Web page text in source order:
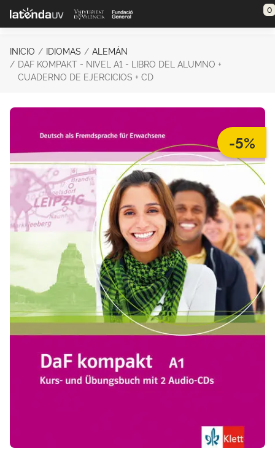
Saltar al contenido principal 0
INICIO IDIOMAS
ALEMÁN
DAF KOMPAKT - NIVEL A1 - LIBRO DEL ALUMNO +
CUADERNO DE EJERCICIOS + CD
-5%